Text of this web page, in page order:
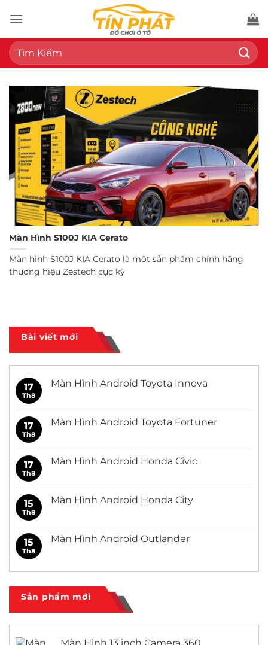
qua
nội
dung
Tìm
kiếm:
Bài viết mới
17
Th8
Màn Hình Android Toyota Innova
luận
ở
Toyota
Innova
17
Th8
Màn Hình Android Toyota Fortuner
luận
ở
Toyota
Fortuner
17
Th8
Màn Hình Android Honda Civic
luận
ở
Honda
Civic
15
Th8
Màn Hình Android Honda City
luận
ở
Honda
15
Th8
Màn Hình Android Outlander
luận
Màn
Hình
Outlander
Sản phẩm mới
Màn Hình S100J KIA Cerato
Màn hình S100J KIA Cerato là một sản phẩm chính hãng
thương hiệu Zestech cực kỳ